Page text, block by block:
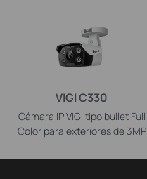
VIGI C330
Cámara IP VIGI tipo bullet Full
Color para exteriores de 3MP